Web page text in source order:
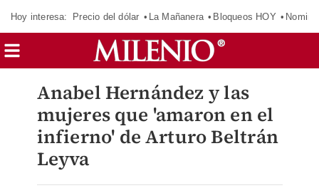
Hoy interesa: Precio del dólar La Mañanera Bloqueos HOY
Anabel Hernández y las
mujeres que 'amaron en el
infierno' de Arturo Beltrán
Leyva